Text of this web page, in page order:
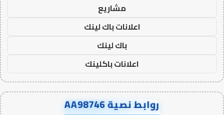
مشاريع
اعلانات باك لينك
باك لينك
اعلانات باكلينك
روابط نصية AA98746